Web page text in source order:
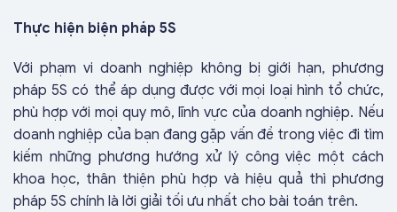
Thực hiện biện pháp 5S
Với phạm vi doanh nghiệp không bị giới hạn, phương
pháp 5S có thể áp dụng được với mọi loại hình tổ chức,
phù hợp với mọi quy mô, lĩnh vực của doanh nghiệp. Nếu
doanh nghiệp của bạn đang gặp vấn đề trong việc đi tìm
kiếm những phương hướng xử lý công việc một cách
khoa học, thân thiện phù hợp và hiệu quả thì phương
pháp 5S chính là lời giải tối ưu nhất cho bài toán trên.